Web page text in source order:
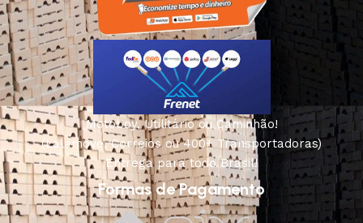
Motoboy, Utilitário ou Caminhão!
(Lalamove, Correios ou 400+ Transportadoras)
Entrega para todo Brasil!
Formas de Pagamento